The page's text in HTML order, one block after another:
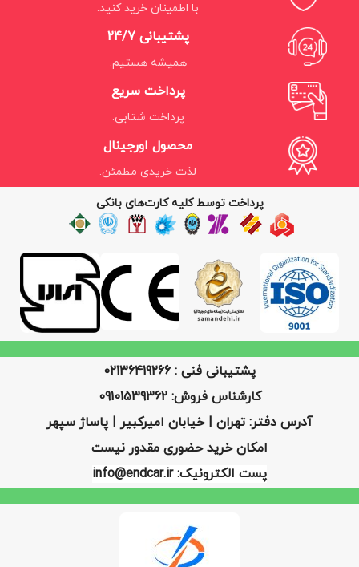
با اطمینان خرید کنید.
پشتیبانی 24/7
همیشه هستیم.
پرداخت سریع
پرداخت شتابی.
محصول اورجینال
لذت خریدی مطمئن.
پرداخت توسط کلیه کارت‌های بانکی
پشتیبانی فنی : 02136419266
کارشناس فروش: 09101539362
آدرس دفتر: تهران | خیابان امیرکبیر | پاساژ سپهر
امکان خرید حضوری مقدور نیست
پست الکترونیک: info@endcar.ir